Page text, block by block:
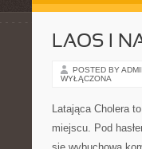
LAOS I
POSTED BY
WYŁĄCZONA
Latająca Cholera
miejscu. Pod